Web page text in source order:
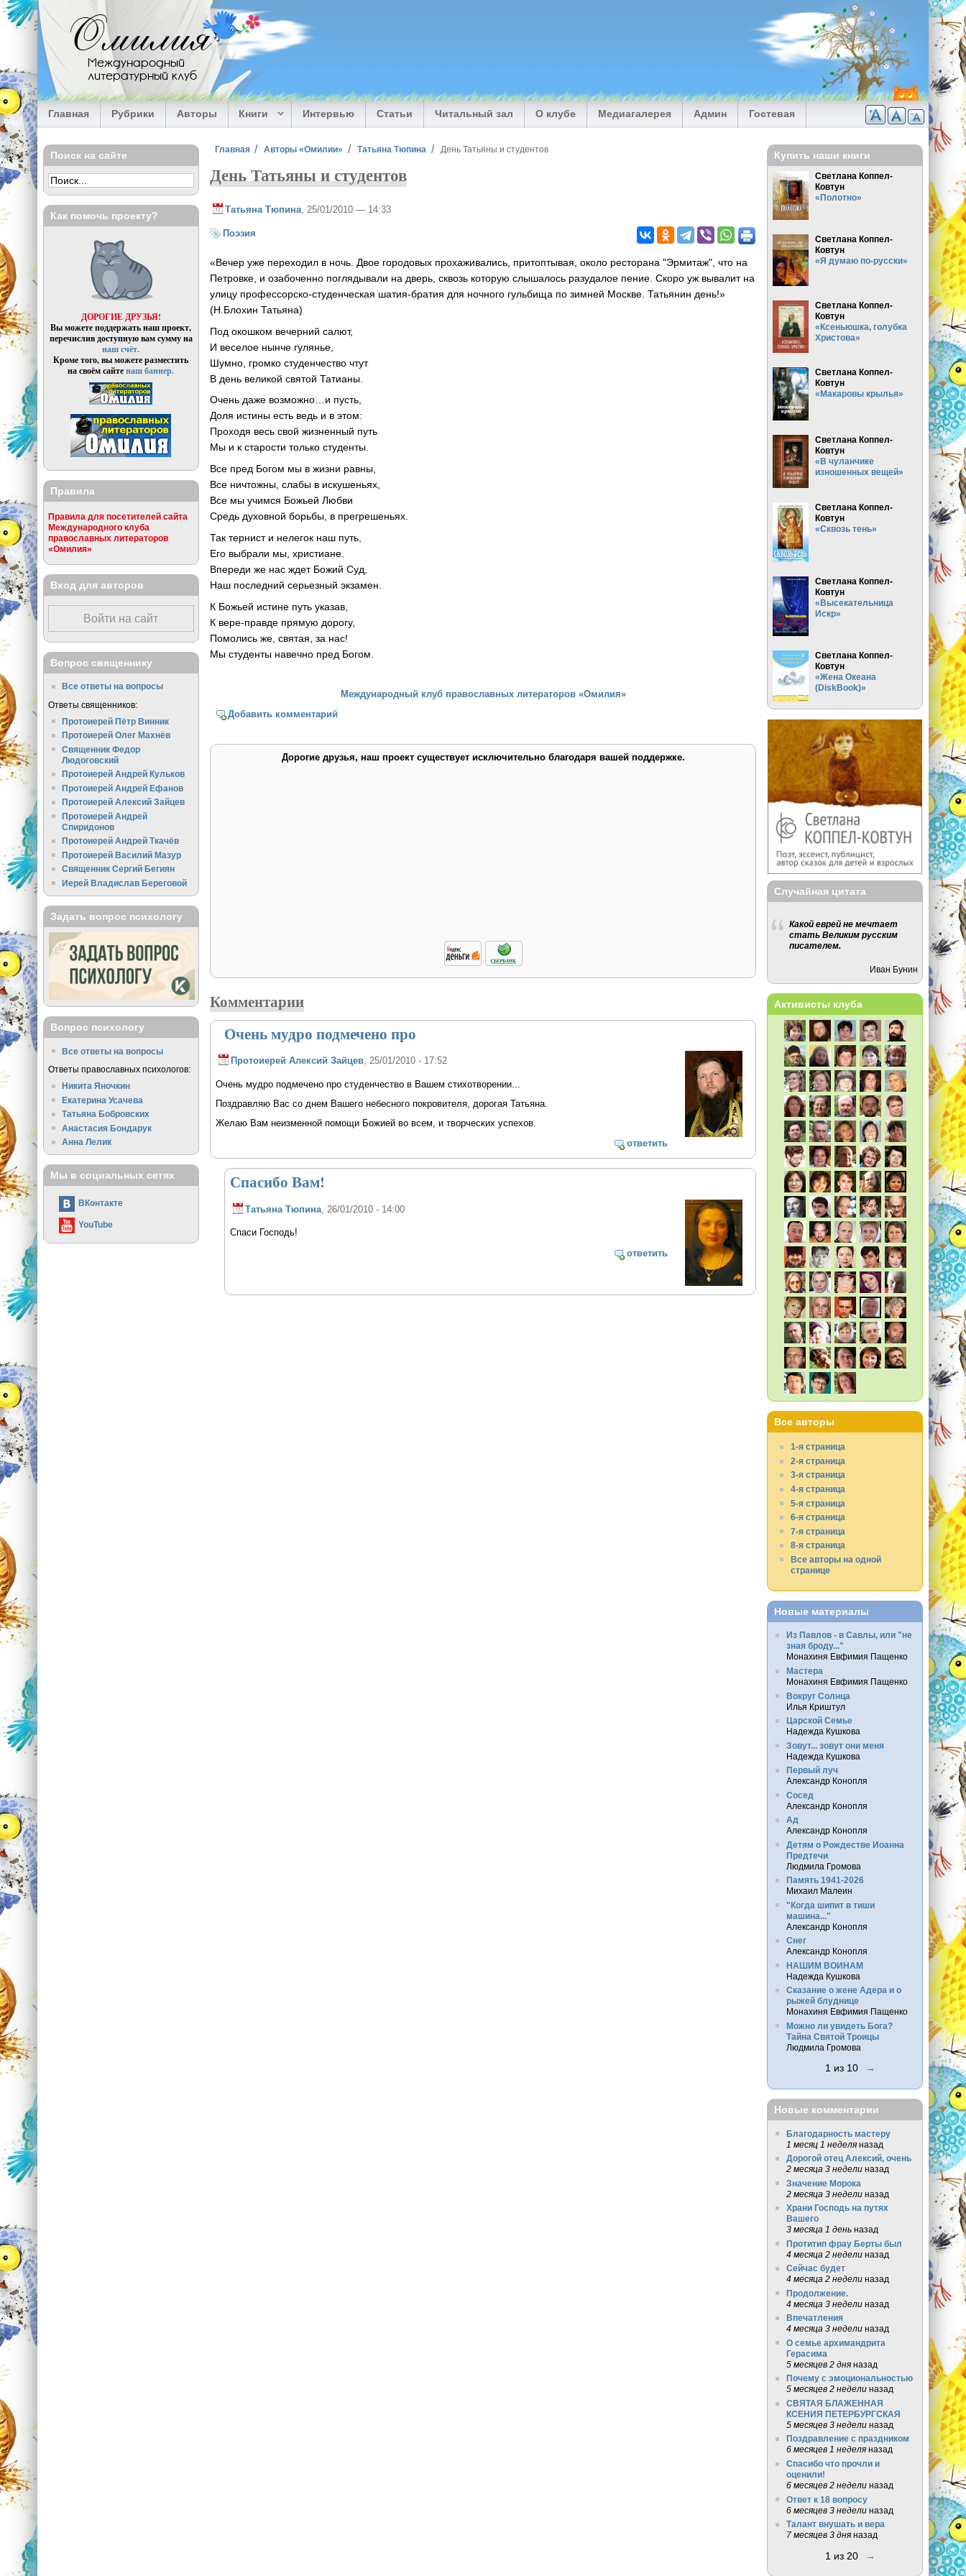
Перейти к основному содержанию
Омилия
Международный
литературный клуб
Главная Рубрики Авторы Книги Интервью Статьи Читальный зал О клубе Медиагалерея Админ Гостевая
Вы здесь
Главная Авторы «Омилии» Татьяна Тюпина День Татьяны и студентов
День Татьяны и студентов
Татьяна Тюпина , 25/01/2010 — 14:33
Поэзия
«Вечер уже переходил в ночь. Двое городовых прохаживались, притоптывая, около ресторана "Эрмитаж", что на
Петровке, и озабоченно поглядывали на дверь, сквозь которую слышалось разудалое пение. Скоро уж вывалит на
улицу профессорско-студенческая шатия-братия для ночного гульбища по зимней Москве. Татьянин день!»
(Н.Блохин Татьяна)
Под окошком вечерний салют,
И веселое нынче гулянье,
Шумно, громко студенчество чтут
В день великой святой Татианы.
Очень даже возможно…и пусть,
Доля истины есть ведь и в этом:
Проходя весь свой жизненный путь
Мы и к старости только студенты.
Все пред Богом мы в жизни равны,
Все ничтожны, слабы в искушеньях,
Все мы учимся Божьей Любви
Средь духовной борьбы, в прегрешеньях.
Так тернист и нелегок наш путь,
Его выбрали мы, христиане.
Впереди же нас ждет Божий Суд,
Наш последний серьезный экзамен.
К Божьей истине путь указав,
К вере-правде прямую дорогу,
Помолись же, святая, за нас!
Мы студенты навечно пред Богом.
Международный клуб православных литераторов «Омилия»
Добавить комментарий
Дорогие друзья, наш проект существует исключительно благодаря вашей поддержке.
Комментарии
Очень мудро подмечено про
Протоиерей Алексий Зайцев, 25/01/2010 - 17:52
Очень мудро подмечено про студенчество в Вашем стихотворении...
Поздравляю Вас со днем Вашего небесного покровителя, дорогая Татьяна.
Желаю Вам неизменной помощи Божией во всем, и творческих успехов.
ответить
Спасибо Вам!
Татьяна Тюпина, 26/01/2010 - 14:00
Спаси Господь!
ответить
Поиск на сайте
Как помочь проекту?
ДОРОГИЕ ДРУЗЬЯ!
Вы можете поддержать наш проект,
перечислив доступную вам сумму на
наш счёт.
Кроме того, вы можете разместить
на своём сайтенаш баннер.
Правила
Правила для посетителей сайта
Международного клуба
православных литераторов
«Омилия»
Вход для авторов
Войти на сайт
Вопрос священнику
Все ответы на вопросы
Ответы священников:
Протоиерей Пётр Винник
Протоиерей Олег Махнёв
Священник Федор
Людоговский
Протоиерей Андрей Кульков
Протоиерей Андрей Ефанов
Протоиерей Алексий Зайцев
Протоиерей Андрей
Спиридонов
Протоиерей Андрей Ткачёв
Протоиерей Василий Мазур
Священник Сергий Бегиян
Иерей Владислав Береговой
Задать вопрос психологу
Вопрос психологу
Все ответы на вопросы
Ответы православных психологов:
Никита Яночкин
Екатерина Усачева
Татьяна Бобровских
Анастасия Бондарук
Анна Лелик
Мы в социальных сетях
ВКонтакте
YouTube
Купить наши книги
Светлана Коппел-
Ковтун
«Полотно»
Светлана Коппел-
Ковтун
«Я думаю по-русски»
Светлана Коппел-
Ковтун
«Ксеньюшка, голубка
Христова»
Светлана Коппел-
Ковтун
«Макаровы крылья»
Светлана Коппел-
Ковтун
«В чуланчике
изношенных вещей»
Светлана Коппел-
Ковтун
«Сквозь тень»
Светлана Коппел-
Ковтун
«Высекательница
Искр»
Светлана Коппел-
Ковтун
«Жена Океана
(DiskBook)»
Случайная цитата
Какой еврей не мечтает
стать Великим русским
писателем.
Иван Бунин
Активисты клуба
Все авторы
1-я страница
2-я страница
3-я страница
4-я страница
5-я страница
6-я страница
7-я страница
8-я страница
Все авторы на одной
странице
Новые материалы
Из Павлов - в Савлы, или "не
зная броду..."
Монахиня Евфимия Пащенко
Мастера
Монахиня Евфимия Пащенко
Вокруг Солнца
Илья Криштул
Царской Семье
Надежда Кушкова
Зовут... зовут они меня
Надежда Кушкова
Первый луч
Александр Конопля
Сосед
Александр Конопля
Ад
Александр Конопля
Детям о Рождестве Иоанна
Предтечи
Людмила Громова
Память 1941-2026
Михаил Малеин
"Когда шипит в тиши
машина..."
Александр Конопля
Снег
Александр Конопля
НАШИМ ВОИНАМ
Надежда Кушкова
Сказание о жене Адера и о
рыжей блуднице
Монахиня Евфимия Пащенко
Можно ли увидеть Бога?
Тайна Святой Троицы
Людмила Громова
1 из 10 →
Новые комментарии
Благодарность мастеру
1 месяц 1 неделяназад
Дорогой отец Алексий, очень
2 месяца 3 неделиназад
Значение Морока
2 месяца 3 неделиназад
Храни Господь на путях
Вашего
3 месяца 1 деньназад
Протитип фрау Берты был
4 месяца 2 неделиназад
Сейчас будет
4 месяца 2 неделиназад
Продолжение.
4 месяца 3 неделиназад
Впечатления
4 месяца 3 неделиназад
О семье архимандрита
Герасима
5 месяцев 2 дняназад
Почему с эмоциональностью
5 месяцев 2 неделиназад
СВЯТАЯ БЛАЖЕННАЯ
КСЕНИЯ ПЕТЕРБУРГСКАЯ
5 месяцев 3 неделиназад
Поздравление с праздником
6 месяцев 1 неделяназад
Спасибо что прочли и
оценили!
6 месяцев 2 неделиназад
Ответ к 18 вопросу
6 месяцев 3 неделиназад
Талант внушать и вера
7 месяцев 3 дняназад
1 из 20 →